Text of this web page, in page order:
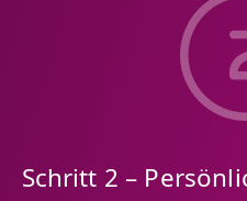
Schritt 2 –